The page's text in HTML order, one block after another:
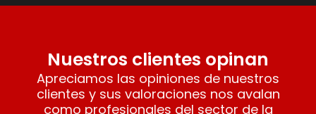
Nuestros clientes opinan
Apreciamos las opiniones de nuestros
clientes y sus valoraciones nos avalan
como profesionales del sector de la